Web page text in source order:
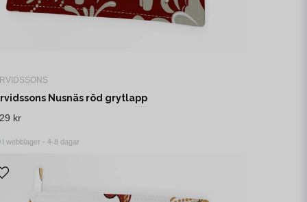
Nusnäs röd grytlapp
kr
I webblager - 4-8 dagar